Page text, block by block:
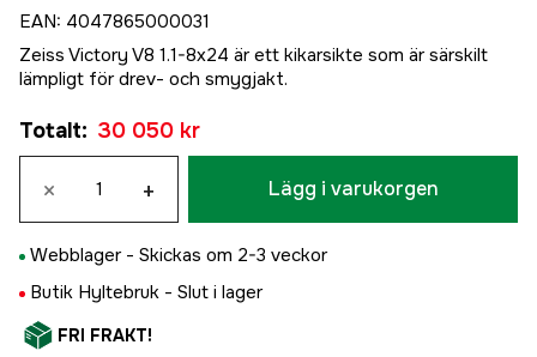
EAN: 4047865000031
Zeiss Victory V8 1.1-8x24 är ett kikarsikte som är särskilt
lämpligt för drev- och smygjakt.
Totalt: 30 050 kr
× + Lägg i varukorgen
Webblager - Skickas om 2-3 veckor
Butik Hyltebruk - Slut i lager
FRI FRAKT!